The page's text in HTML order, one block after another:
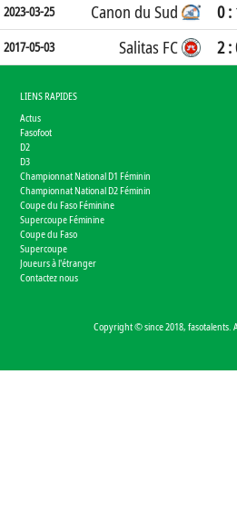
2023-03-25 Canon du Sud 0 :
2017-05-03 Salitas FC 2 :
LIENS RAPIDES
Actus
Fasofoot
D2
D3
Championnat National D1 Féminin
Championnat National D2 Féminin
Coupe du Faso Féminine
Supercoupe Féminine
Coupe du Faso
Supercoupe
Joueurs à l'étranger
Contactez nous
Copyright © since 2018, fasotalents.